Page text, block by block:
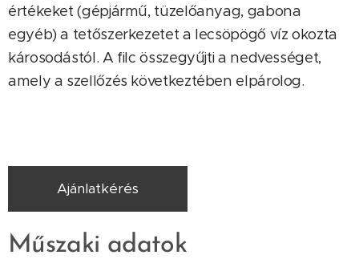
értékeket (gépjármű, tüzelőanyag, gabona
egyéb) a tetőszerkezetet a lecsöpögő víz okozta
károsodástól. A filc összegyűjti a nedvességet,
amely a szellőzés következtében elpárolog.
Ajánlatkérés
Műszaki adatok